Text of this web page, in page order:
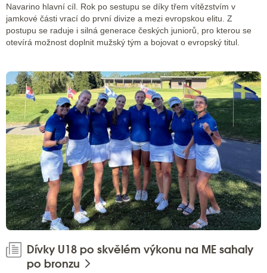
Navarino hlavní cíl. Rok po sestupu se díky třem vítězstvím v
jamkové části vrací do první divize a mezi evropskou elitu. Z
postupu se raduje i silná generace českých juniorů, pro kterou se
otevírá možnost doplnit mužský tým a bojovat o evropský titul.
Dívky U18 po skvělém výkonu na ME sahaly
po bronzu